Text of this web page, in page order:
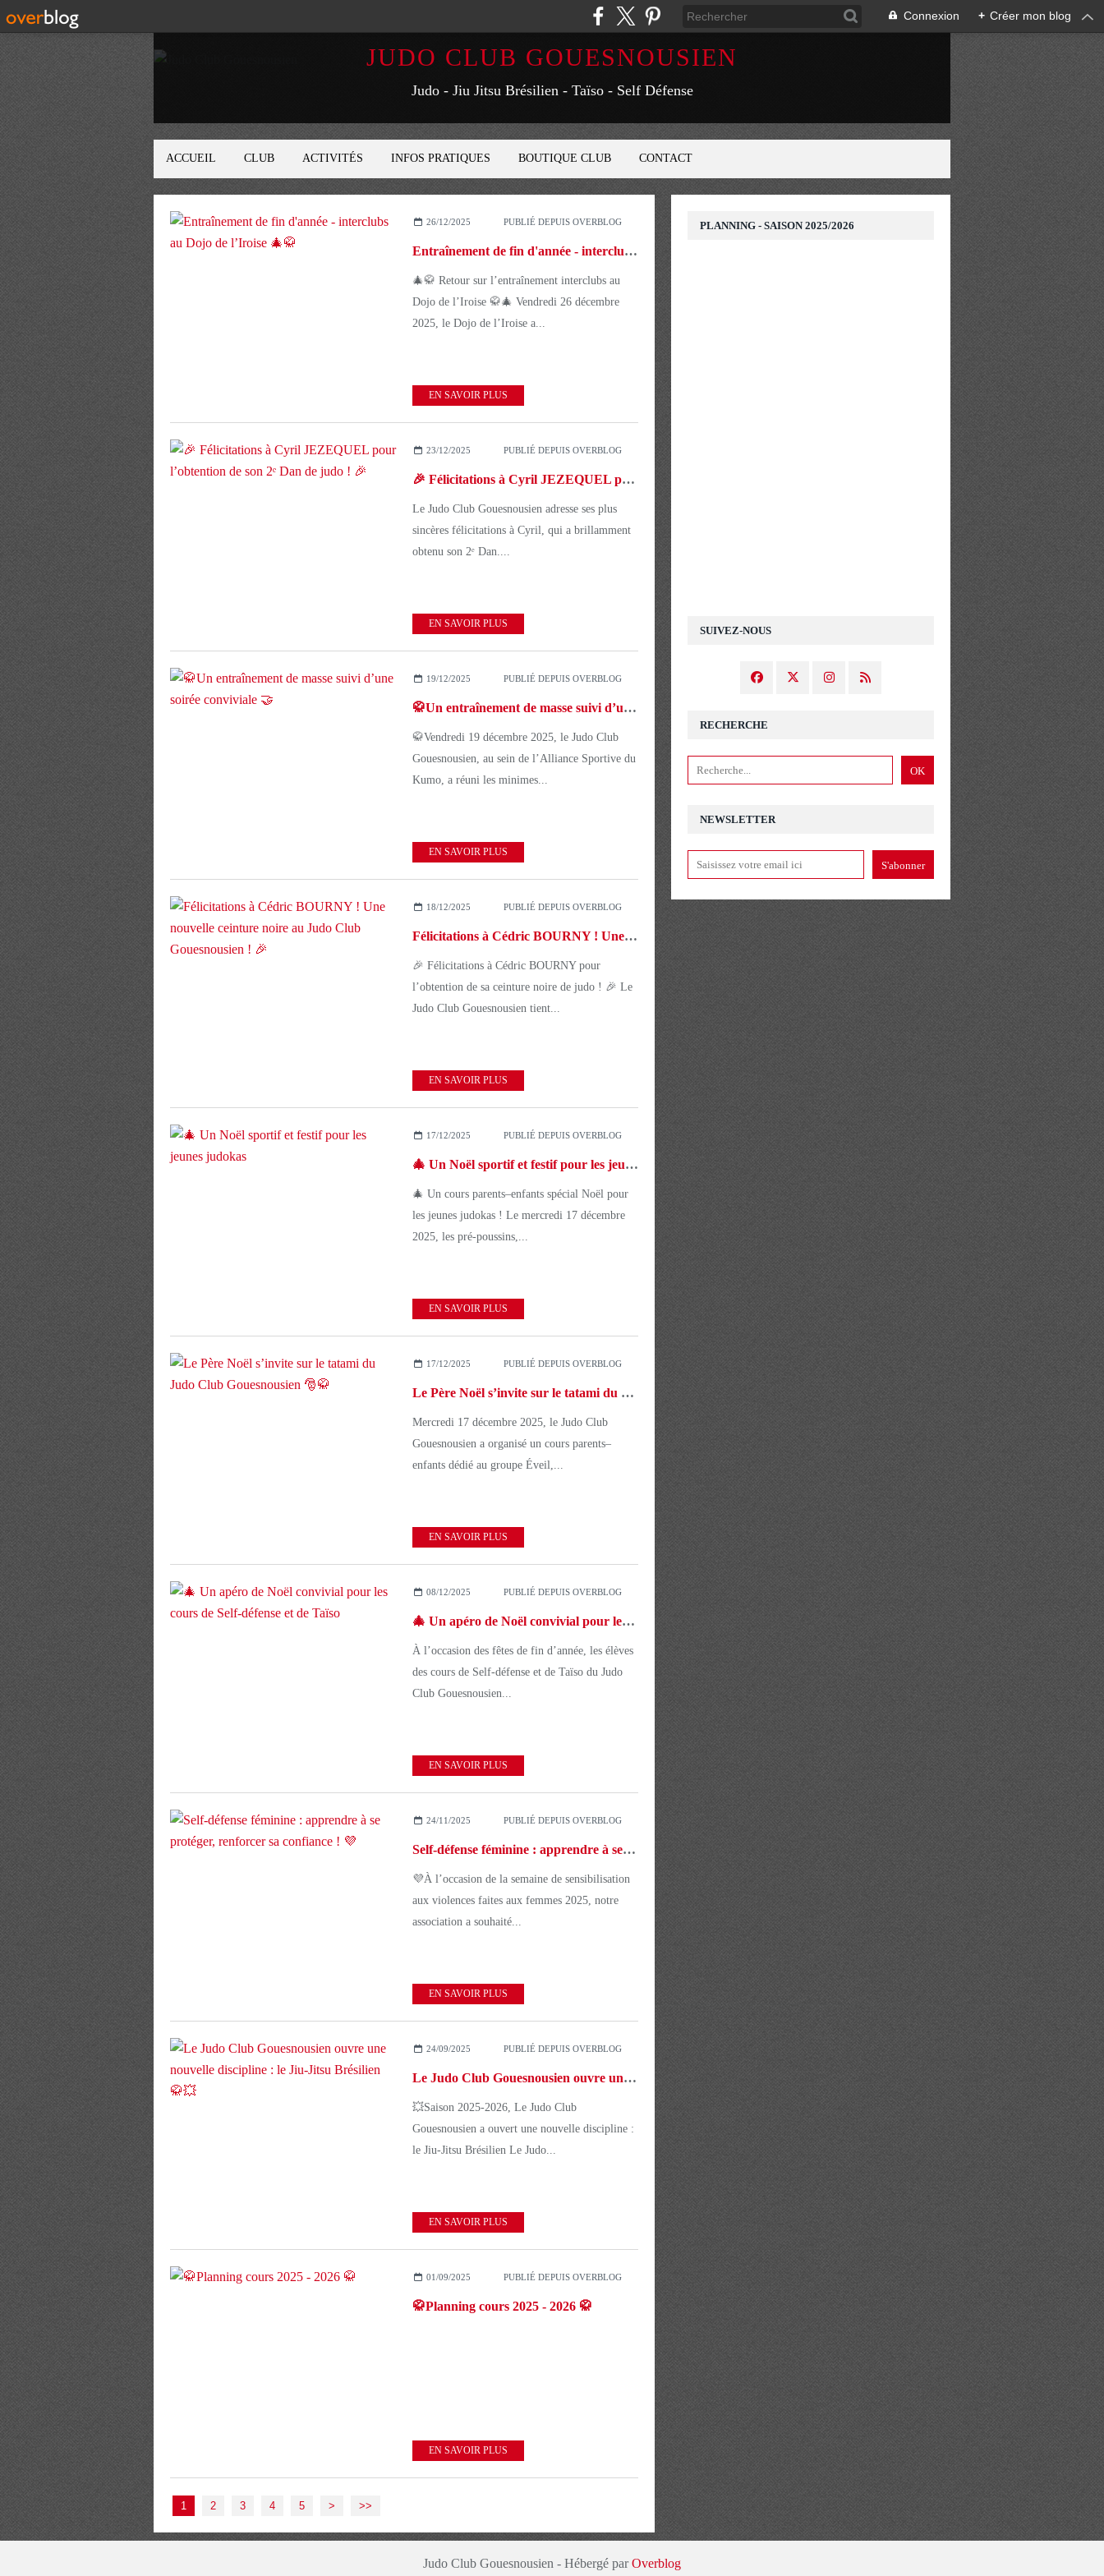
Connexion + Créer mon blog
JUDO CLUB GOUESNOUSIEN
Judo - Jiu Jitsu Brésilien - Taïso - Self Défense
ACCUEIL CLUB ACTIVITÉS INFOS PRATIQUES BOUTIQUE CLUB CONTACT
26/12/2025 PUBLIÉ DEPUIS OVERBLOG
Entraînement de fin d'année - interclubs au Dojo de l’Iroise 🎄🥋
🎄🥋 Retour sur l’entraînement interclubs au
Dojo de l’Iroise 🥋🎄 Vendredi 26 décembre
2025, le Dojo de l’Iroise a...
EN SAVOIR PLUS
23/12/2025 PUBLIÉ DEPUIS OVERBLOG
🎉 Félicitations à Cyril JEZEQUEL pour l’obtention de son 2ᵉ Dan de judo ! 🎉
Le Judo Club Gouesnousien adresse ses plus
sincères félicitations à Cyril, qui a brillamment
obtenu son 2ᵉ Dan....
EN SAVOIR PLUS
19/12/2025 PUBLIÉ DEPUIS OVERBLOG
🥋Un entraînement de masse suivi d’une soirée conviviale 🤝
🥋Vendredi 19 décembre 2025, le Judo Club
Gouesnousien, au sein de l’Alliance Sportive du
Kumo, a réuni les minimes...
EN SAVOIR PLUS
18/12/2025 PUBLIÉ DEPUIS OVERBLOG
Félicitations à Cédric BOURNY ! Une nouvelle ceinture noire au Judo Club Gouesnousien ! 🎉
🎉 Félicitations à Cédric BOURNY pour
l’obtention de sa ceinture noire de judo ! 🎉 Le
Judo Club Gouesnousien tient...
EN SAVOIR PLUS
17/12/2025 PUBLIÉ DEPUIS OVERBLOG
🎄 Un Noël sportif et festif pour les jeunes judokas
🎄 Un cours parents–enfants spécial Noël pour
les jeunes judokas ! Le mercredi 17 décembre
2025, les pré-poussins,...
EN SAVOIR PLUS
17/12/2025 PUBLIÉ DEPUIS OVERBLOG
Le Père Noël s’invite sur le tatami du Judo Club Gouesnousien 🎅🥋
Mercredi 17 décembre 2025, le Judo Club
Gouesnousien a organisé un cours parents–
enfants dédié au groupe Éveil,...
EN SAVOIR PLUS
08/12/2025 PUBLIÉ DEPUIS OVERBLOG
🎄 Un apéro de Noël convivial pour les cours de Self-défense et de Taïso
À l’occasion des fêtes de fin d’année, les élèves
des cours de Self-défense et de Taïso du Judo
Club Gouesnousien...
EN SAVOIR PLUS
24/11/2025 PUBLIÉ DEPUIS OVERBLOG
Self-défense féminine : apprendre à se protéger, renforcer sa confiance ! 💜
💜À l’occasion de la semaine de sensibilisation
aux violences faites aux femmes 2025, notre
association a souhaité...
EN SAVOIR PLUS
24/09/2025 PUBLIÉ DEPUIS OVERBLOG
Le Judo Club Gouesnousien ouvre une nouvelle discipline : le Jiu-Jitsu Brésilien 🥋💥
💥Saison 2025-2026, Le Judo Club
Gouesnousien a ouvert une nouvelle discipline :
le Jiu-Jitsu Brésilien Le Judo...
EN SAVOIR PLUS
01/09/2025 PUBLIÉ DEPUIS OVERBLOG
🥋Planning cours 2025 - 2026 🥋
EN SAVOIR PLUS
1 2 3 4 5 > >>
NEWSLETTER
SUIVEZ-NOUS
RECHERCHE
PLANNING - SAISON 2025/2026
Judo Club Gouesnousien - Hébergé parOverblog